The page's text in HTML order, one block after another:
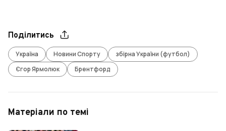
Поділитись
Україна Новини Спорту
збірна України (футбол)
Єгор Ярмолюк
Брентфорд
Матеріали по темі